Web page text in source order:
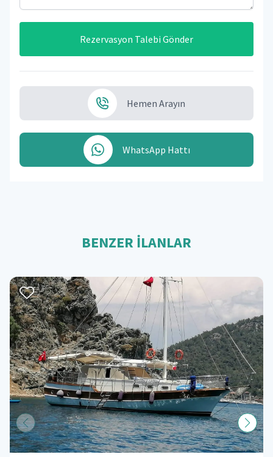
Rezervasyon Talebi Gönder
Hemen Arayın
WhatsApp Hattı
BENZER İLANLAR